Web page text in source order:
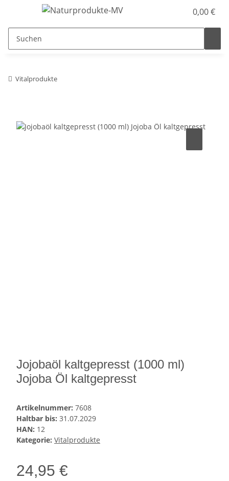
0,00 €
Vitalprodukte
Jojobaöl kaltgepresst (1000 ml)
Jojoba Öl kaltgepresst
Artikelnummer: 7608
Haltbar bis: 31.07.2029
HAN: 12
Kategorie: Vitalprodukte
24,95 €